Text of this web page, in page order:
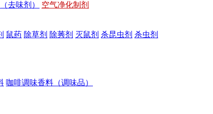
去味剂） 空气净化制剂
鼠药 除草剂 除莠剂 灭鼠剂 杀昆虫剂 杀虫剂
咖啡调味香料（调味品）